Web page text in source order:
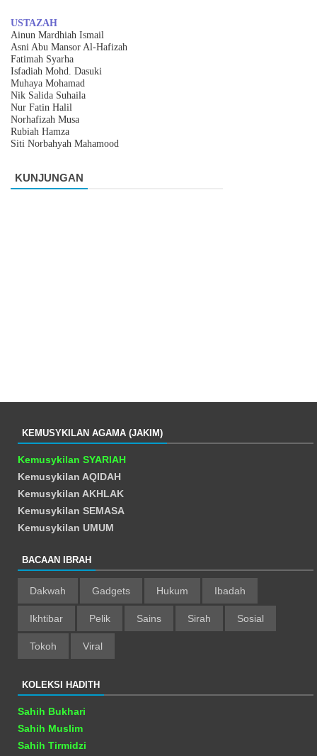
USTAZAH
Ainun Mardhiah Ismail
Asni Abu Mansor Al-Hafizah
Fatimah Syarha
Isfadiah Mohd. Dasuki
Muhaya Mohamad
Nik Salida Suhaila
Nur Fatin Halil
Norhafizah Musa
Rubiah Hamza
Siti Norbahyah Mahamood
KUNJUNGAN
KEMUSYKILAN AGAMA (JAKIM)
Kemusykilan SYARIAH
Kemusykilan AQIDAH
Kemusykilan AKHLAK
Kemusykilan SEMASA
Kemusykilan UMUM
BACAAN IBRAH
Dakwah Gadgets Hukum Ibadah
Ikhtibar Pelik Sains Sirah Sosial
Tokoh Viral
KOLEKSI HADITH
Sahih Bukhari
Sahih Muslim
Sahih Tirmidzi